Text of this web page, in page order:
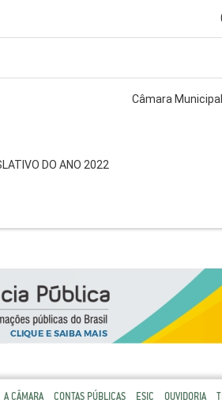
Câmara
DO ANO 2022
A CÂMARA CONTAS PÚBLICAS ESIC OUVIDORIA